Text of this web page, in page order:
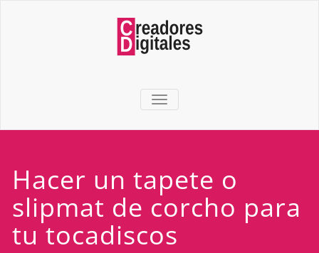
TOGGLE NAVIGATION
Hacer un tapete o
slipmat de corcho para
tu tocadiscos